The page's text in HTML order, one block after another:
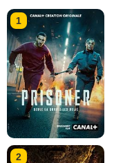
1
2